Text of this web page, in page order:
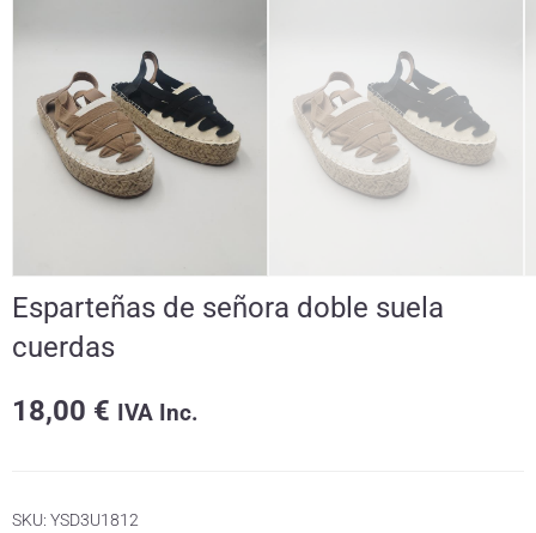
Esparteñas de señora doble suela
cuerdas
18,00 € IVA Inc.
SKU: YSD3U1812